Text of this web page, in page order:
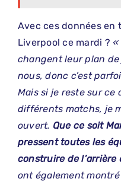
Avec ces données en
Liverpool ce mardi ? «
changent leur plan de
nous, donc c’est
Mais si je reste sur ce
différents matchs, je
ouvert. Que ce soit
pressent toutes les
construire de
ont également